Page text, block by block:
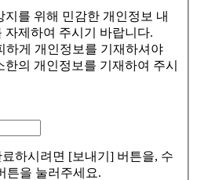
를 위해 민감한 개인정보 내
자제하여 주시기 바랍니다.
하게 개인정보를 기재하셔야
의 개인정보를 기재하여 주시
하시려면 [보내기] 버튼을, 수
튼을 눌러주세요.